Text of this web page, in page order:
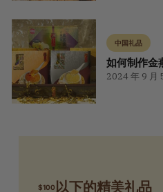
中国礼品
如何制作金
2024 年 9 月
$100 以下的精美礼品